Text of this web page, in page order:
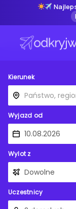
Kierunek
Wyjazd od
Wylot z
Uczestnicy